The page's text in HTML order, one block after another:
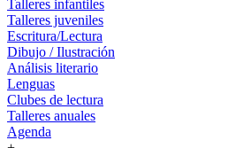
Talleres infantiles
Talleres juveniles
Escritura/Lectura
Dibujo / Ilustración
Análisis literario
Lenguas
Clubes de lectura
Talleres anuales
Agenda